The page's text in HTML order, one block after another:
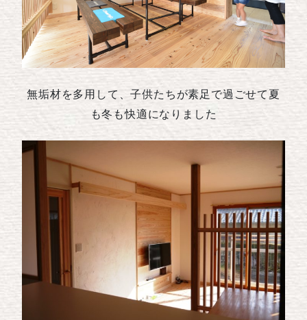
無垢材を多用して、子供たちが素足で過ごせて夏
も冬も快適になりました